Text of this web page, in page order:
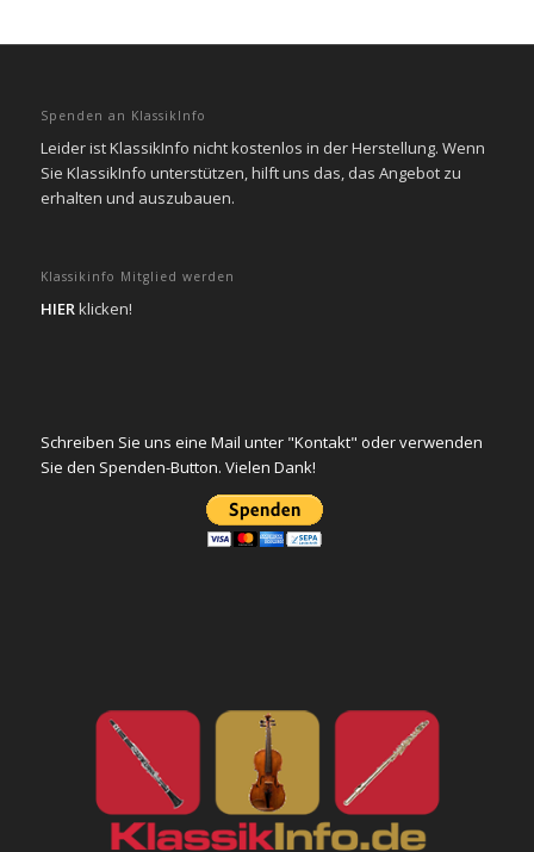
Spenden an KlassikInfo
Leider ist KlassikInfo nicht kostenlos in der Herstellung. Wenn
Sie KlassikInfo unterstützen, hilft uns das, das Angebot zu
erhalten und auszubauen.
Klassikinfo Mitglied werden
HIERklicken!
Schreiben Sie uns eine Mail unter "Kontakt" oder verwenden
Sie den Spenden-Button. Vielen Dank!